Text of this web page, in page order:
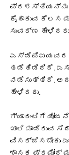
ಪ್ರಶಸ್ತಿಯನ್ನು
ಕೈಹಾಕುವ
ಸುವರ್ಣ
ಎಸ್‌ಡಿಪಿಐಯವರ
ತಡೆಹಿಡಿದಿದೆ.
ನಡೆಸುತ್ತಿದೆ.
ಹೇಳಿದರು.
ಗ್ಯಾರಂಟಿಗೆ
ಖಾಲಿ ಮಾಡಿರುವ
ವಿಸರ್ಜಿಸಬೇಕು